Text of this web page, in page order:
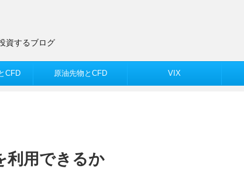
資するブログ
CFD 原油先物とCFD VIX
利用できるか